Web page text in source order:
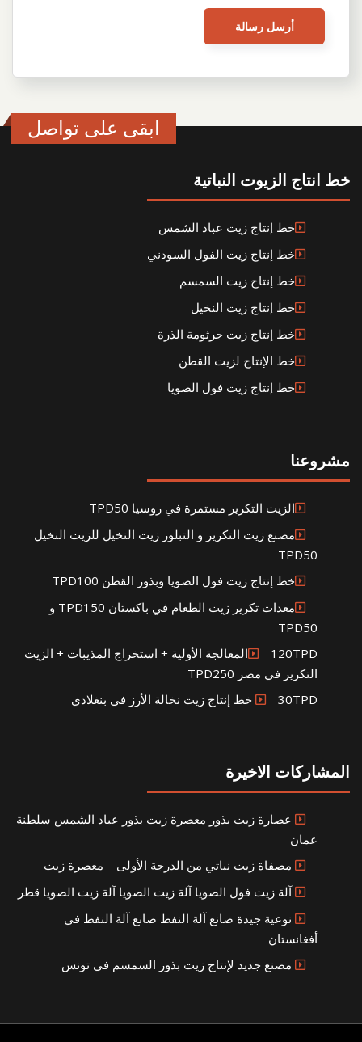
ابقى على تواصل
خط انتاج الزيوت النباتية
خط إنتاج زيت عباد الشمس
خط إنتاج زيت الفول السودني
خط إنتاج زيت السمسم
خط إنتاج زيت النخيل
خط إنتاج زيت جرثومة الذرة
خط الإنتاج لزيت القطن
خط إنتاج زيت فول الصويا
مشروعنا
الزيت التكرير مستمرة في روسيا TPD50
مصنع زيت التكرير و التبلور زيت النخيل للزيت النخيل
TPD50
خط إنتاج زيت فول الصويا وبذور القطن TPD100
معدات تكرير زيت الطعام في باكستان TPD150 و
TPD50
120TPDالمعالجة الأولية + استخراج المذيبات + الزيت
التكرير في مصر TPD250
30TPD خط إنتاج زيت نخالة الأرز في بنغلادي
المشاركات الاخيرة
عصارة زيت بذور معصرة زيت بذور عباد الشمس سلطنة
عمان
مصفاة زيت نباتي من الدرجة الأولى – معصرة زيت
آلة زيت فول الصويا آلة زيت الصويا آلة زيت الصويا قطر
نوعية جيدة صانع آلة النفط صانع آلة النفط في
أفغانستان
مصنع جديد لإنتاج زيت بذور السمسم في تونس